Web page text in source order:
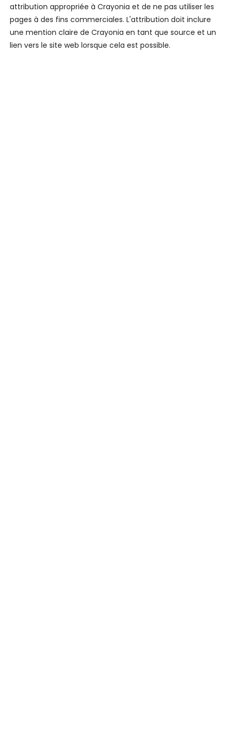
attribution appropriée à Crayonia et de ne pas utiliser les
pages à des fins commerciales. L'attribution doit inclure
une mention claire de Crayonia en tant que source et un
lien vers le site web lorsque cela est possible.